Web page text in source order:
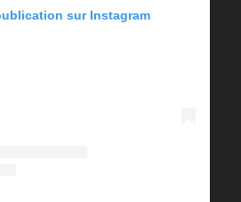
sur Instagram